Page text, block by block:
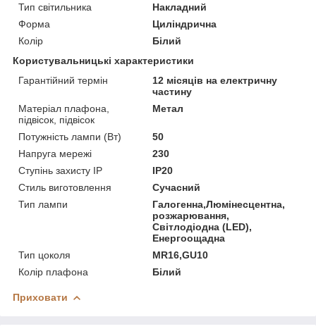
Тип світильника
Накладний
Форма
Циліндрична
Колір
Білий
Користувальницькі характеристики
Гарантійний термін
12 місяців на електричну
частину
Матеріал плафона,
підвісок, підвісок
Метал
Потужність лампи (Вт)
50
Напруга мережі
230
Ступінь захисту IP
IP20
Стиль виготовлення
Сучасний
Тип лампи
Галогенна,Люмінесцентна,
розжарювання,
Світлодіодна (LED),
Енергоощадна
Тип цоколя
MR16,GU10
Колір плафона
Білий
Приховати